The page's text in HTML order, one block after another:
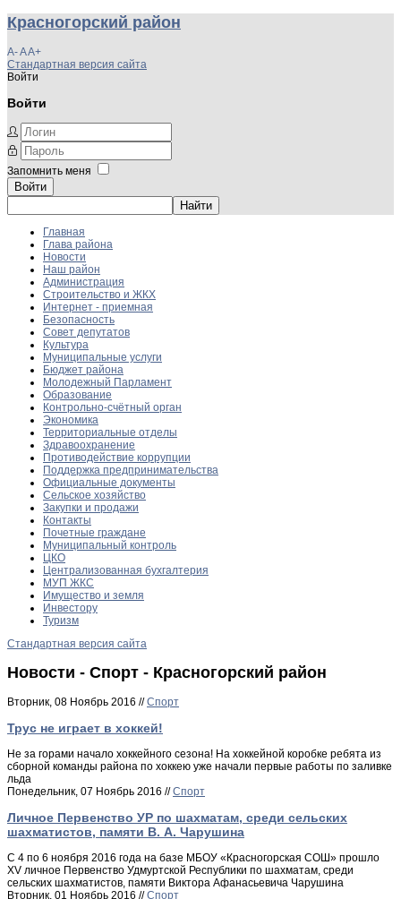
Красногорский район
A-AA+
Стандартная версия сайта
Войти
Войти
Запомнить меня
Войти
Главная
Глава района
Новости
Наш район
Администрация
Строительство и ЖКХ
Интернет - приемная
Безопасность
Совет депутатов
Культура
Муниципальные услуги
Бюджет района
Молодежный Парламент
Образование
Контрольно-счётный орган
Экономика
Территориальные отделы
Здравоохранение
Противодействие коррупции
Поддержка предпринимательства
Официальные документы
Сельское хозяйство
Закупки и продажи
Контакты
Почетные граждане
Муниципальный контроль
ЦКО
Централизованная бухгалтерия
МУП ЖКС
Имущество и земля
Инвестору
Туризм
Стандартная версия сайта
Новости - Спорт - Красногорский район
Вторник, 08 Ноябрь 2016 //Спорт
Трус не играет в хоккей!
Не за горами начало хоккейного сезона! На хоккейной коробке ребята из
сборной команды района по хоккею уже начали первые работы по заливке
льда
Понедельник, 07 Ноябрь 2016 //Спорт
Личное Первенство УР по шахматам, среди сельских
шахматистов, памяти В. А. Чарушина
С 4 по 6 ноября 2016 года на базе МБОУ «Красногорская СОШ» прошло
XV личное Первенство Удмуртской Республики по шахматам, среди
сельских шахматистов, памяти Виктора Афанасьевича Чарушина
Вторник, 01 Ноябрь 2016 //Спорт